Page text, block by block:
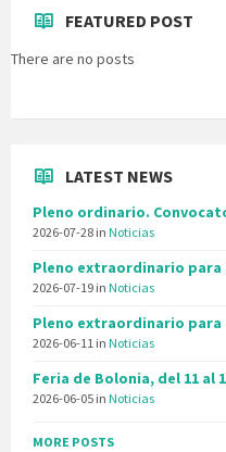
FEATURED POST
There are no posts
LATEST NEWS
Pleno ordinario.
2026-07-28 in Noticias
Pleno extraordinario para
2026-07-19 in Noticias
Pleno extraordinario para
2026-06-11 in Noticias
Feria de Bolonia, del 11 al
2026-06-05 in Noticias
MORE POSTS